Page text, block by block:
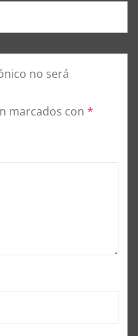
no será
marcados con *